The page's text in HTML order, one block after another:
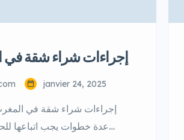
إجراءات شراء شقة في
janvier 24, 2025
عدة خطوات يجب اتباعها